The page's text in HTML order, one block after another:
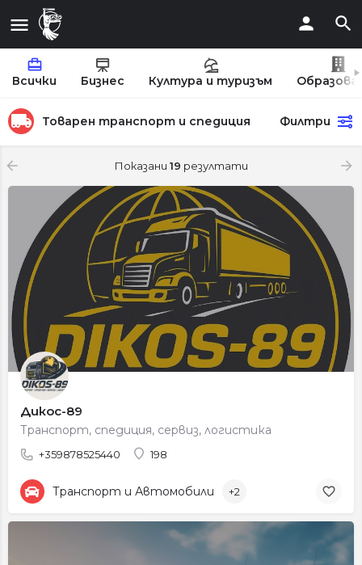
Всички Бизнес Култура и туризъм
Товарен транспорт и спедиция Филтри
Показани 19 резултати
Дикос-89
Транспорт, спедиция, сервиз, логистика
+359878525440 198
Транспорт и Автомобили +2